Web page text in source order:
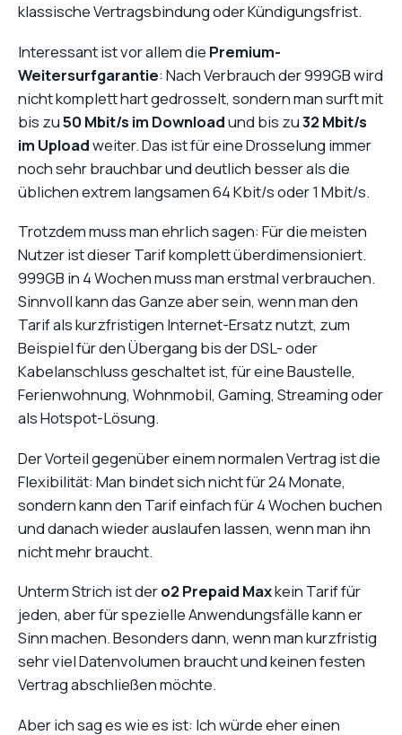
klassische Vertragsbindung oder Kündigungsfrist.
Interessant ist vor allem die Premium-
Weitersurfgarantie: Nach Verbrauch der 999GB wird
nicht komplett hart gedrosselt, sondern man surft mit
bis zu50 Mbit/s im Downloadund bis zu32 Mbit/s
im Uploadweiter. Das ist für eine Drosselung immer
noch sehr brauchbar und deutlich besser als die
üblichen extrem langsamen 64 Kbit/s oder 1 Mbit/s.
Trotzdem muss man ehrlich sagen: Für die meisten
Nutzer ist dieser Tarif komplett überdimensioniert.
999GB in 4 Wochen muss man erstmal verbrauchen.
Sinnvoll kann das Ganze aber sein, wenn man den
Tarif als kurzfristigen Internet-Ersatz nutzt, zum
Beispiel für den Übergang bis der DSL- oder
Kabelanschluss geschaltet ist, für eine Baustelle,
Ferienwohnung, Wohnmobil, Gaming, Streaming oder
als Hotspot-Lösung.
Der Vorteil gegenüber einem normalen Vertrag ist die
Flexibilität: Man bindet sich nicht für 24 Monate,
sondern kann den Tarif einfach für 4 Wochen buchen
und danach wieder auslaufen lassen, wenn man ihn
nicht mehr braucht.
Unterm Strich ist dero2 Prepaid Maxkein Tarif für
jeden, aber für spezielle Anwendungsfälle kann er
Sinn machen. Besonders dann, wenn man kurzfristig
sehr viel Datenvolumen braucht und keinen festen
Vertrag abschließen möchte.
Aber ich sag es wie es ist: Ich würde eher einen